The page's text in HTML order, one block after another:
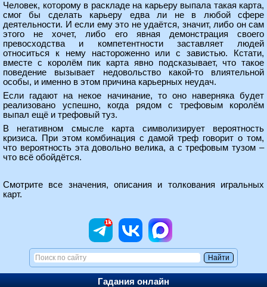
Человек, которому в раскладе на карьеру выпала такая карта,
смог бы сделать карьеру едва ли не в любой сфере
деятельности. И если ему это не удаётся, значит, либо он сам
этого не хочет, либо его явная демонстрация своего
превосходства и компетентности заставляет людей
относиться к нему настороженно или с завистью. Кстати,
вместе с королём пик карта явно подсказывает, что такое
поведение вызывает недовольство какой-то влиятельной
особы, и именно в этом причина карьерных неудач.
Если гадают на некое начинание, то оно наверняка будет
реализовано успешно, когда рядом с трефовым королём
выпал ещё и трефовый туз.
В негативном смысле карта символизирует вероятность
кризиса. При этом комбинация с дамой треф говорит о том,
что вероятность эта довольно велика, а с трефовым тузом –
что всё обойдётся.
Смотрите все значения, описания и толкования игральных
карт.
Гадания онлайн